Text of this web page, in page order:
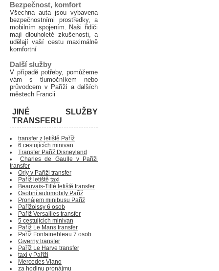
Bezpečnost, komfort
Všechna auta jsou vybavena
bezpečnostními prostředky, a
mobilním spojením. Naši řidiči
mají dlouholeté zkušenosti, a
udělají vaší cestu maximálně
komfortní
Další služby
V případě potřeby, pomůžeme
vám s tlumočníkem nebo
průvodcem v Paříži a dalších
městech Francii
JINÉ SLUŽBY
TRANSFERU
transfer z letiště Paříž
6 cestujících minivan
Transfer Paříž Disneyland
Charles de Gaulle v Paříži
transfer
Orly v Paříži transfer
Paříž letiště taxi
Beauvais-Tillé letiště transfer
Osobní automobily Paříž
Pronájem minibusu Paříž
Pařížoissy 6 osob
Paříž Versailles transfer
5 cestujících minivan
Paříž Le Mans transfer
Paříž Fontainebleau 7 osob
Giverny transfer
Paříž Le Harve transfer
taxi v Paříži
Mercedes Viano
za hodinu pronájmu